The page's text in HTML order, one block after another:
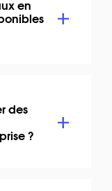
en
des
?